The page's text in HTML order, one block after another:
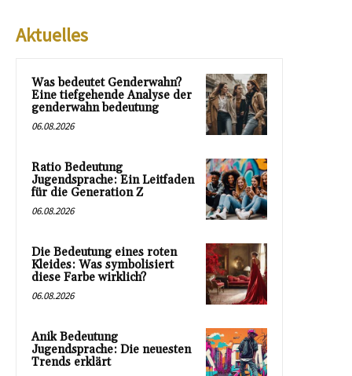
Aktuelles
Was bedeutet Genderwahn?
Eine tiefgehende Analyse der
genderwahn bedeutung
06.08.2026
Ratio Bedeutung
Jugendsprache: Ein Leitfaden
für die Generation Z
06.08.2026
Die Bedeutung eines roten
Kleides: Was symbolisiert
diese Farbe wirklich?
06.08.2026
Anik Bedeutung
Jugendsprache: Die neuesten
Trends erklärt